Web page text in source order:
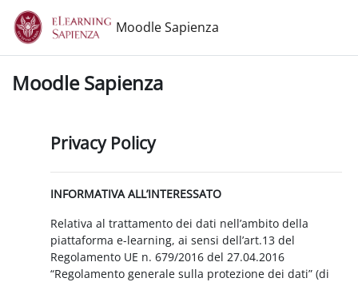
Vai al contenuto principale
Moodle Sapienza
Moodle Sapienza
Privacy Policy
INFORMATIVA ALL’INTERESSATO
Relativa al trattamento dei dati nell’ambito della
piattaforma e-learning, ai sensi dell’art.13 del
Regolamento UE n. 679/2016 del 27.04.2016
“Regolamento generale sulla protezione dei dati” (di